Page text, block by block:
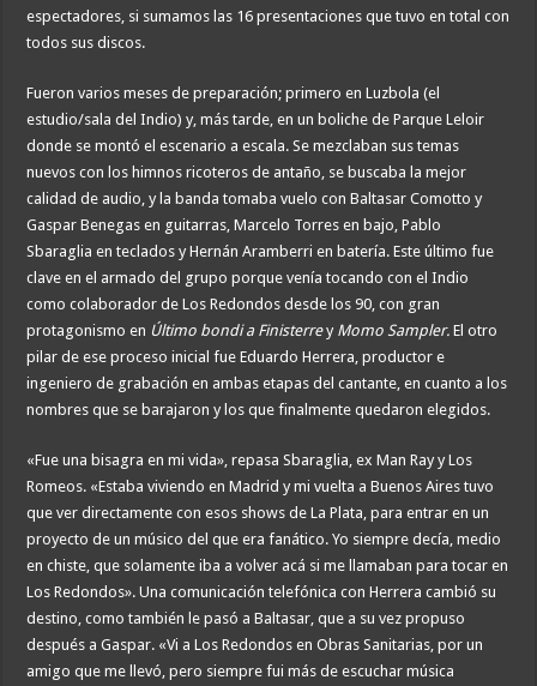
espectadores, si sumamos las 16 presentaciones que tuvo en total con
todos sus discos.
Fueron varios meses de preparación; primero en Luzbola (el
estudio/sala del Indio) y, más tarde, en un boliche de Parque Leloir
donde se montó el escenario a escala. Se mezclaban sus temas
nuevos con los himnos ricoteros de antaño, se buscaba la mejor
calidad de audio, y la banda tomaba vuelo con Baltasar Comotto y
Gaspar Benegas en guitarras, Marcelo Torres en bajo, Pablo
Sbaraglia en teclados y Hernán Aramberri en batería. Este último fue
clave en el armado del grupo porque venía tocando con el Indio
como colaborador de Los Redondos desde los 90, con gran
protagonismo en Último bondi a Finisterrey Momo Sampler. El otro
pilar de ese proceso inicial fue Eduardo Herrera, productor e
ingeniero de grabación en ambas etapas del cantante, en cuanto a los
nombres que se barajaron y los que finalmente quedaron elegidos.
«Fue una bisagra en mi vida», repasa Sbaraglia, ex Man Ray y Los
Romeos. «Estaba viviendo en Madrid y mi vuelta a Buenos Aires tuvo
que ver directamente con esos shows de La Plata, para entrar en un
proyecto de un músico del que era fanático. Yo siempre decía, medio
en chiste, que solamente iba a volver acá si me llamaban para tocar en
Los Redondos». Una comunicación telefónica con Herrera cambió su
destino, como también le pasó a Baltasar, que a su vez propuso
después a Gaspar. «Vi a Los Redondos en Obras Sanitarias, por un
amigo que me llevó, pero siempre fui más de escuchar música